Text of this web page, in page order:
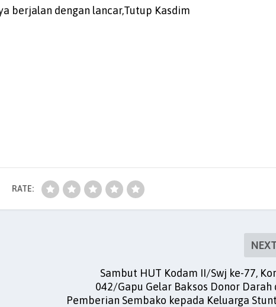
berjalan dengan lancar,Tutup Kasdim
RATE:
NEXT
Sambut HUT Kodam II/Swj ke-77,
042/Gapu Gelar Baksos Donor Darah
Pemberian Sembako kepada Keluarga